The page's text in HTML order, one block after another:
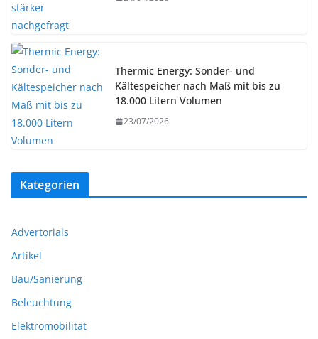
Thermic Energy: Sonder- und
Kältespeicher nach Maß mit bis zu
18.000 Litern Volumen
23/07/2026
Kategorien
Advertorials
Artikel
Bau/Sanierung
Beleuchtung
Elektromobilität